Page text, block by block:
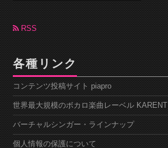
ブ RSS
各種リンク
コンテンツ投稿サイト piapro
世界最大規模のボカロ楽曲レーベル KARENT
バーチャルシンガー・ラインナップ
個人情報の保護について